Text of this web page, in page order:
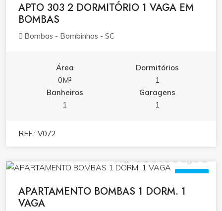
APTO 303 2 DORMITÓRIO 1 VAGA EM
BOMBAS
Bombas - Bombinhas - SC
Área
0M²
Dormitórios
1
Banheiros
1
Garagens
1
REF.: V072
VENDA
APARTAMENTO BOMBAS 1 DORM. 1
VAGA